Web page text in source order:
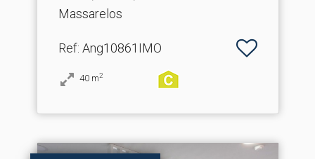
Massarelos
Ref: Ang10861IMO
40 m2